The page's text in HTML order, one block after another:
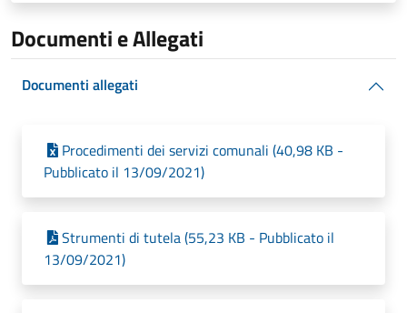
Documenti e Allegati
Documenti allegati
Procedimenti dei servizi comunali (40,98 KB -
Pubblicato il 13/09/2021)
Strumenti di tutela (55,23 KB - Pubblicato il
13/09/2021)